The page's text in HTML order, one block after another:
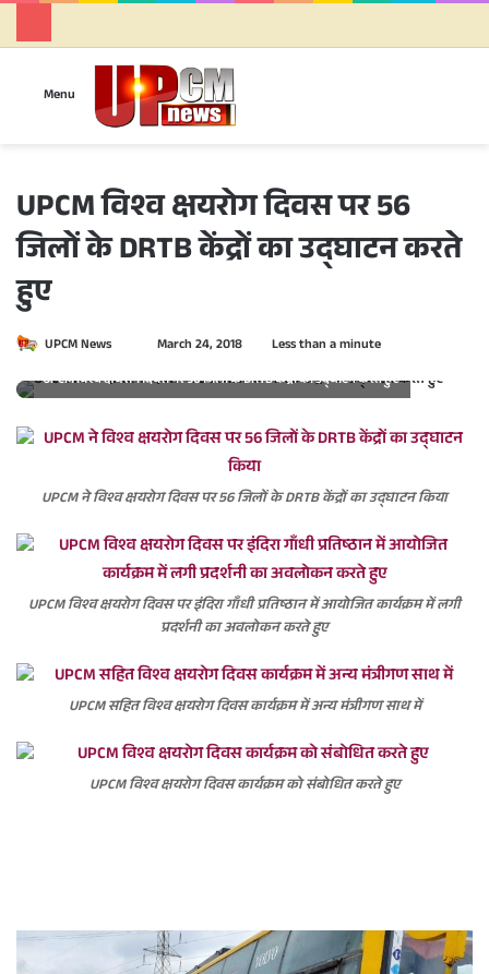
Menu
UPCM विश्व क्षयरोग दिवस पर 56
जिलों के DRTB केंद्रों का उद्घाटन करते
हुए
UPCM News
n
e
a
i
l
March 24, 2018
Less than a minute
UPCM विश्व क्षयरोग दिवस पर 56 जिलों के DRTB केंद्रों का उद्घाटन करते हुए
UPCM ने विश्व क्षयरोग दिवस पर 56 जिलों के DRTB केंद्रों का उद्घाटन किया
UPCM विश्व क्षयरोग दिवस पर इंदिरा गाँधी प्रतिष्ठान में आयोजित कार्यक्रम में लगी
प्रदर्शनी का अवलोकन करते हुए
UPCM सहित विश्व क्षयरोग दिवस कार्यक्रम में अन्य मंत्रीगण साथ में
UPCM विश्व क्षयरोग दिवस कार्यक्रम को संबोधित करते हुए